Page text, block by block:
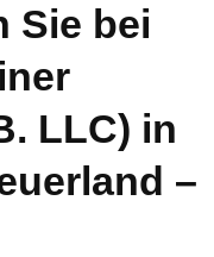
Sie bei
LLC) in
–